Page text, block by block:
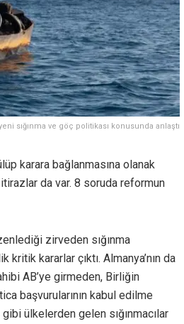
sığınma ve göç politikası konusunda anlaştı
karara bağlanmasına olanak
da var. 8 soruda reformun
zirveden sığınma
kararlar çıktı. Almanya’nın da
AB’ye girmeden, Birliğin
başvurularının kabul edilme
ülkelerden gelen sığınmacılar